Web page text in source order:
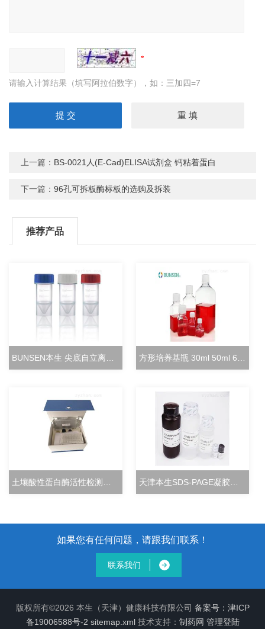
请输入计算结果（填写阿拉伯数字），如：三加四=7
上一篇： BS-0021人(E-Cad)ELISA试剂盒 钙粘着蛋白
下一篇：96孔可拆板酶标板的选购及拆装
推荐产品
天津本生SDS-PAGE凝胶快速配制试剂盒
如果您有任何问题，请跟我们联系！
联系我们
版权所有©2026 本生（天津）健康科技有限公司 备案号：津ICP
备19006588号-2 sitemap.xml技术支持： 制药网 管理登陆